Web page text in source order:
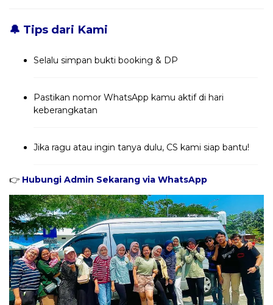
🔔 Tips dari Kami
Selalu simpan bukti booking & DP
Pastikan nomor WhatsApp kamu aktif di hari
keberangkatan
Jika ragu atau ingin tanya dulu, CS kami siap bantu!
👉 Hubungi Admin Sekarang via WhatsApp